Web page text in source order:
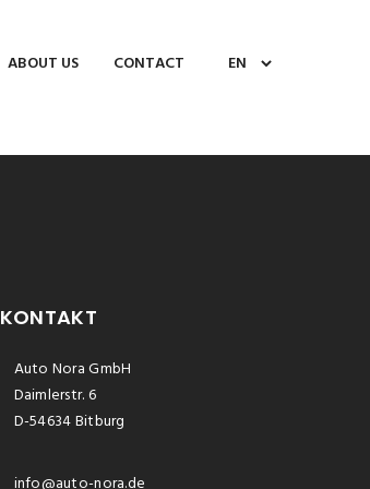
ABOUT US CONTACT
KONTAKT
Auto Nora GmbH
Daimlerstr. 6
D-54634 Bitburg